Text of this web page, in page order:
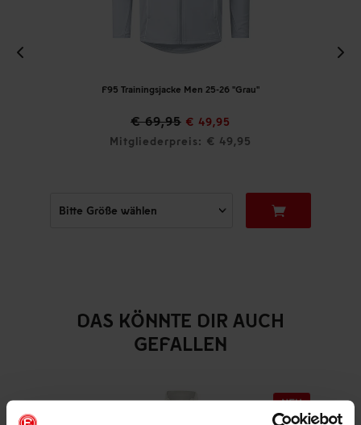
F95 Trainingsjacke Men 25-26 "Grau"
€ 69,95 € 49,95
Mitgliederpreis: € 49,95
DAS KÖNNTE DIR AUCH
GEFALLEN